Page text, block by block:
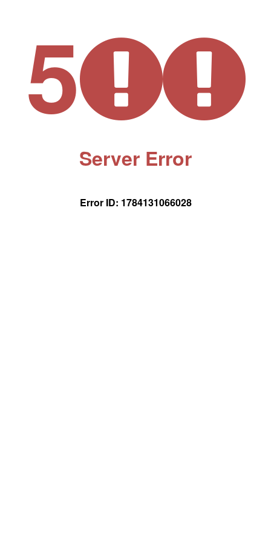
5
Server Error
Error ID: 1784131066028